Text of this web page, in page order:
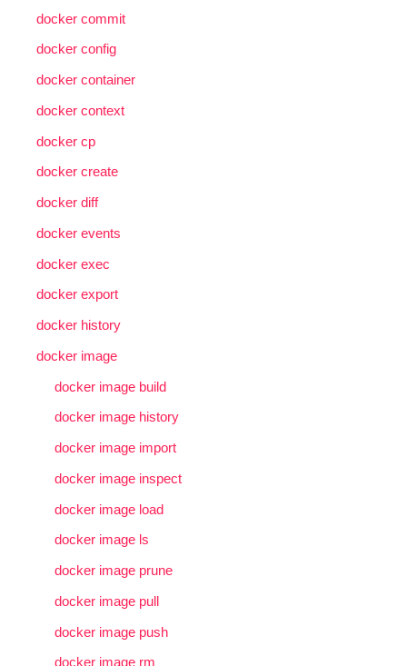
docker commit
docker config
docker container
docker context
docker cp
docker create
docker diff
docker events
docker exec
docker export
docker history
docker image
docker image build
docker image history
docker image import
docker image inspect
docker image load
docker image ls
docker image prune
docker image pull
docker image push
docker image rm